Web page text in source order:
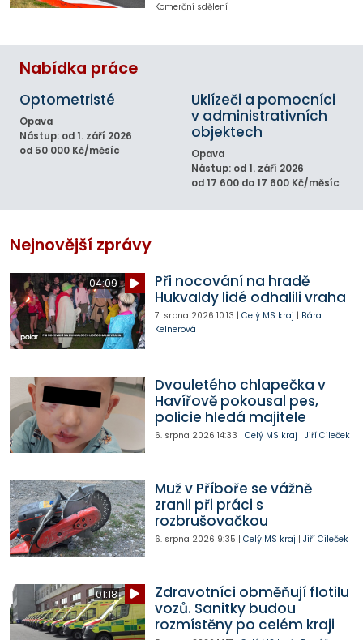
Komerční sdělení
Nabídka práce
Optometristé
Opava
Nástup: od 1. září 2026
od 50 000 Kč/měsíc
Uklízeči a pomocníci
v administrativních
objektech
Opava
Nástup: od 1. září 2026
od 17 600 do 17 600 Kč/měsíc
Nejnovější zprávy
04:09
Při nocování na hradě
Hukvaldy lidé odhalili vraha
7. srpna 2026 10:13 | Celý MS kraj | Bára
Kelnerová
Dvouletého chlapečka v
Havířově pokousal pes,
policie hledá majitele
6. srpna 2026 14:33 | Celý MS kraj | Jiří Cileček
Muž v Příboře se vážně
zranil při práci s
rozbrušovačkou
6. srpna 2026 9:35 | Celý MS kraj | Jiří Cileček
01:18
Zdravotníci obměňují flotilu
vozů. Sanitky budou
rozmístěny po celém kraji